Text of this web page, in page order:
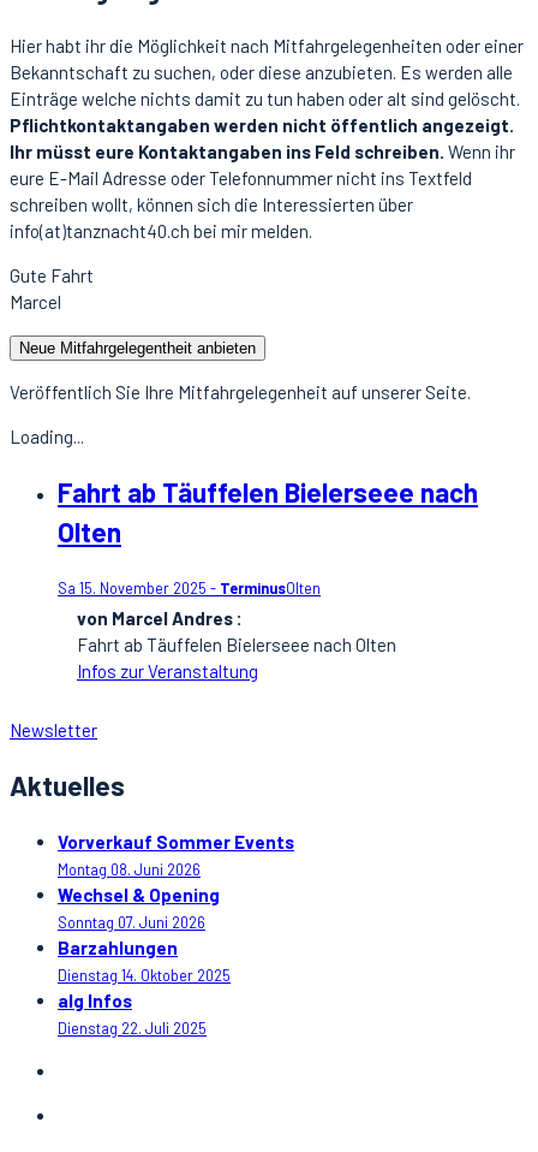
Hier habt ihr die Möglichkeit nach Mitfahrgelegenheiten oder einer
Bekanntschaft zu suchen, oder diese anzubieten. Es werden alle
Einträge welche nichts damit zu tun haben oder alt sind gelöscht.
Pflichtkontaktangaben werden nicht öffentlich angezeigt.
Ihr müsst eure Kontaktangaben ins Feld schreiben. Wenn ihr
eure E-Mail Adresse oder Telefonnummer nicht ins Textfeld
schreiben wollt, können sich die Interessierten über
info(at)tanznacht40.ch bei mir melden.
Gute Fahrt
Marcel
Neue Mitfahrgelegentheit anbieten
Veröffentlich Sie Ihre Mitfahrgelegenheit auf unserer Seite.
Loading...
Fahrt ab Täuffelen Bielerseee nach
Olten
Sa 15. November 2025 - TerminusOlten
von Marcel Andres :
Fahrt ab Täuffelen Bielerseee nach Olten
Infos zur Veranstaltung
Newsletter
Aktuelles
Vorverkauf Sommer Events
Montag 08. Juni 2026
Wechsel & Opening
Sonntag 07. Juni 2026
Barzahlungen
Dienstag 14. Oktober 2025
alg Infos
Dienstag 22. Juli 2025